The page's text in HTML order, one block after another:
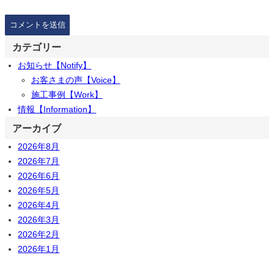
カテゴリー
お知らせ【Notify】
お客さまの声【Voice】
施工事例【Work】
情報【Information】
アーカイブ
2026年8月
2026年7月
2026年6月
2026年5月
2026年4月
2026年3月
2026年2月
2026年1月